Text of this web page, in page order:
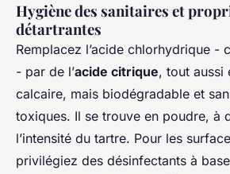
Hygiène des sanitaires et
détartrantes
Remplacez l’acide chlorhydrique -
- par de l’acide citrique, tout aussi
calcaire, mais biodégradable et
toxiques. Il se trouve en poudre, à
l’intensité du tartre. Pour les
privilégiez des désinfectants à